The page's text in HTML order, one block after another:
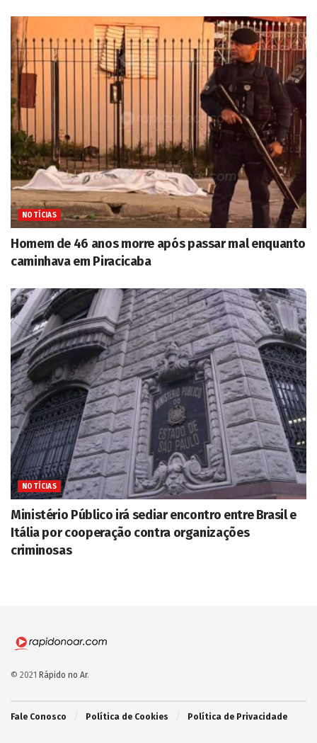
NOTÍCIAS
Homem de 46 anos morre após passar mal enquanto
caminhava em Piracicaba
NOTÍCIAS
Ministério Público irá sediar encontro entre Brasil e
Itália por cooperação contra organizações
criminosas
© 2021 Rápido no Ar.
Fale Conosco Política de Cookies Política de Privacidade